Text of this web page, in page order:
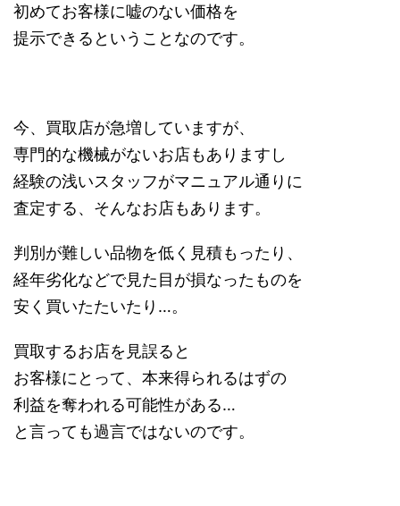
初めてお客様に嘘のない価格を
提示できるということなのです。
今、買取店が急増していますが、
専門的な機械がないお店もありますし
経験の浅いスタッフがマニュアル通りに
査定する、そんなお店もあります。
判別が難しい品物を低く見積もったり、
経年劣化などで見た目が損なったものを
安く買いたたいたり…。
買取するお店を見誤ると
お客様にとって、本来得られるはずの
利益を奪われる可能性がある…
と言っても過言ではないのです。